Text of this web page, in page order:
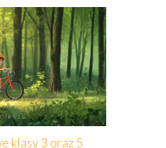
klasy 3 oraz 5